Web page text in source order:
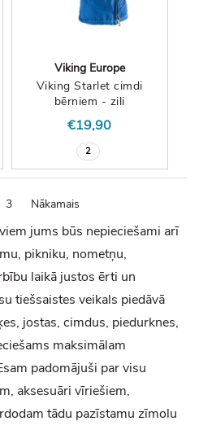
Viking Europe
Viking Starlet cimdi
bērniem - zili
€19,90
2
3 Nākamais
jums būs nepieciešami arī
pikniku, nometņu,
laikā justos ērti un
tiešsaistes veikals piedāvā
jostas, cimdus, piedurknes,
maksimālam
padomājuši par visu
aksesuāri vīriešiem,
tādu pazīstamu zīmolu